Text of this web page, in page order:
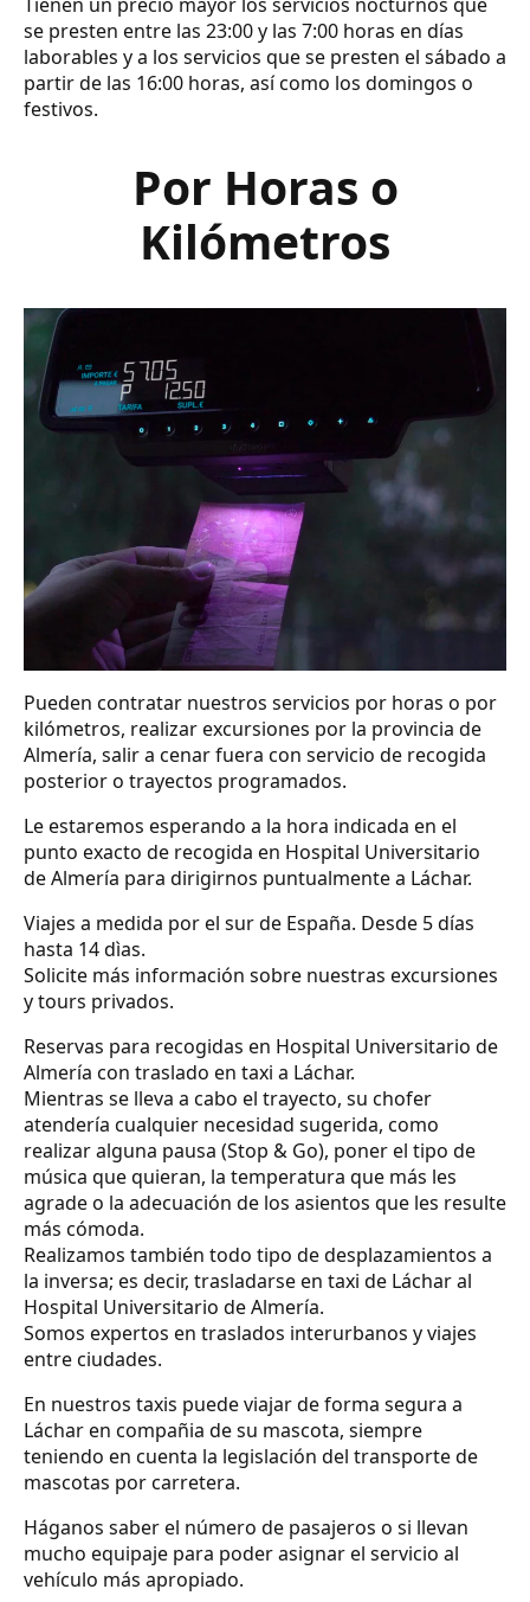
se presten entre las 23:00 y las 7:00 horas en días
laborables y a los servicios que se presten el sábado a
partir de las 16:00 horas, así como los domingos o
festivos.
Por Horas o
Kilómetros
Pueden contratar nuestros servicios por horas o por
kilómetros, realizar excursiones por la provincia de
Almería, salir a cenar fuera con servicio de recogida
posterior o trayectos programados.
Le estaremos esperando a la hora indicada en el
punto exacto de recogida en Hospital Universitario
de Almería para dirigirnos puntualmente a Láchar.
Viajes a medida por el sur de España. Desde 5 días
hasta 14 dìas.
Solicite más información sobre nuestras excursiones
y tours privados.
Reservas para recogidas en Hospital Universitario de
Almería con traslado en taxi a Láchar.
Mientras se lleva a cabo el trayecto, su chofer
atendería cualquier necesidad sugerida, como
realizar alguna pausa (Stop & Go), poner el tipo de
música que quieran, la temperatura que más les
agrade o la adecuación de los asientos que les resulte
más cómoda.
Realizamos también todo tipo de desplazamientos a
la inversa; es decir, trasladarse en taxi de Láchar al
Hospital Universitario de Almería.
Somos expertos en traslados interurbanos y viajes
entre ciudades.
En nuestros taxis puede viajar de forma segura a
Láchar en compañia de su mascota, siempre
teniendo en cuenta la legislación del transporte de
mascotas por carretera.
Háganos saber el número de pasajeros o si llevan
mucho equipaje para poder asignar el servicio al
vehículo más apropiado.